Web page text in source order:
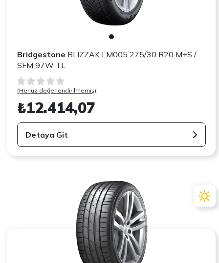
Bridgestone BLIZZAK LM005 275/30 R20 M+S /
SFM 97W TL
(Henüz değerlendirilmemiş)
₺12.414,07
Detaya Git